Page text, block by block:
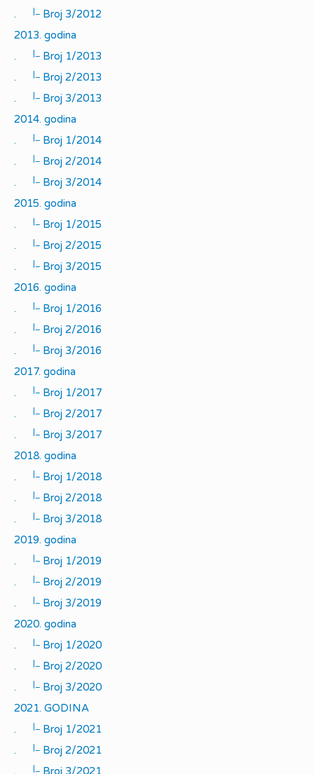
.
|_
Broj 3/2012
2013. godina
.
|_
Broj 1/2013
.
|_
Broj 2/2013
.
|_
Broj 3/2013
2014. godina
.
|_
Broj 1/2014
.
|_
Broj 2/2014
.
|_
Broj 3/2014
2015. godina
.
|_
Broj 1/2015
.
|_
Broj 2/2015
.
|_
Broj 3/2015
2016. godina
.
|_
Broj 1/2016
.
|_
Broj 2/2016
.
|_
Broj 3/2016
2017. godina
.
|_
Broj 1/2017
.
|_
Broj 2/2017
.
|_
Broj 3/2017
2018. godina
.
|_
Broj 1/2018
.
|_
Broj 2/2018
.
|_
Broj 3/2018
2019. godina
.
|_
Broj 1/2019
.
|_
Broj 2/2019
.
|_
Broj 3/2019
2020. godina
.
|_
Broj 1/2020
.
|_
Broj 2/2020
.
|_
Broj 3/2020
2021. GODINA
.
|_
Broj 1/2021
.
|_
Broj 2/2021
.
|_
Broj 3/2021